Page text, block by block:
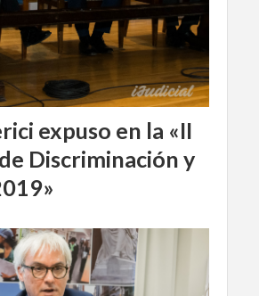
expuso en la «II
Discriminación y